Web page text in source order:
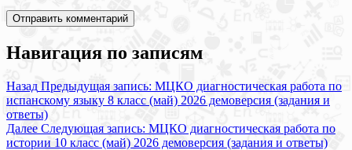
Навигация по записям
Назад Предыдущая запись: МЦКО диагностическая работа по
испанскому языку 8 класс (май) 2026 демоверсия (задания и
ответы)
Далее Следующая запись: МЦКО диагностическая работа по
истории 10 класс (май) 2026 демоверсия (задания и ответы)